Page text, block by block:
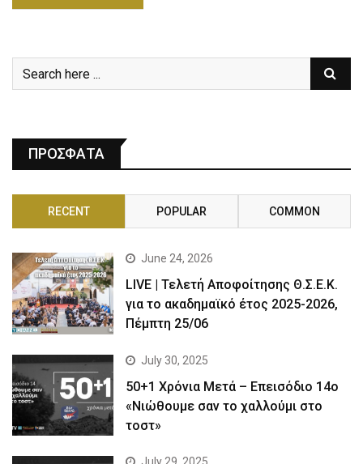
ΠΡΟΣΦΑΤΑ
RECENT POPULAR COMMON
June 24, 2026
LIVE | Τελετή Αποφοίτησης Θ.Σ.Ε.Κ.
για το ακαδημαϊκό έτος 2025-2026,
Πέμπτη 25/06
July 30, 2025
50+1 Χρόνια Μετά – Επεισόδιο 14ο
«Νιώθουμε σαν το χαλλούμι στο
τοστ»